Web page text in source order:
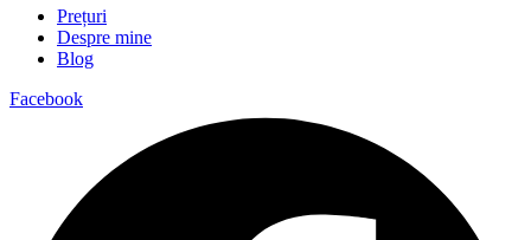
Prețuri
Despre mine
Blog
Facebook